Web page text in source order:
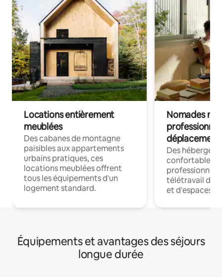
Locations entièrement
meublées
Des cabanes de montagne
paisibles aux appartements
urbains pratiques, ces
locations meublées offrent
tous les équipements d'un
logement standard.
Nomades
déplacement
Des
confortables
professionnels
télétravail
et d'espaces
Équipements et avantages des séjours
longue durée